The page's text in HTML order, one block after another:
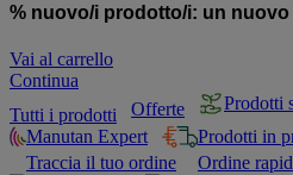
% nuovo/i prodotto/i: un
Vai al carrello
Continua
Tutti i prodotti
Offerte
Prodotti
Manutan Expert
Prodotti in
Traccia il tuo ordine
Ordine